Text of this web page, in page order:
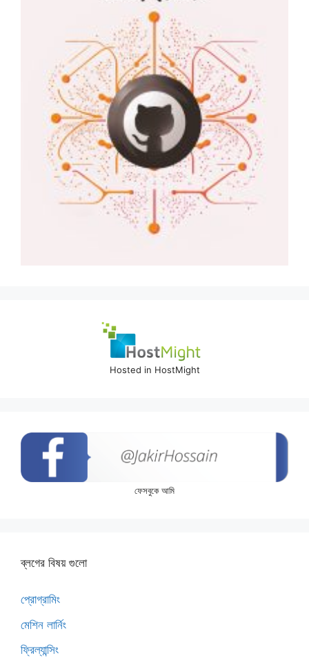
Hosted in HostMight
ফেসবুকে আমি
ব্লগের বিষয় গুলো
প্রোগ্রামিং
মেশিন লার্নিং
ফ্রিল্যান্সিং